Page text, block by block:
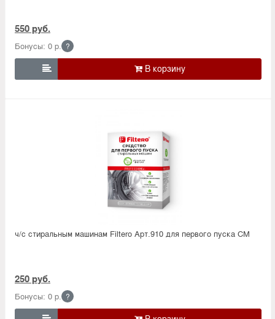
550 руб.
Бонусы: 0 р. ?

ч/с стиральным машинам Filtero Арт.910 для первого пуска СМ
250 руб.
Бонусы: 0 р. ?